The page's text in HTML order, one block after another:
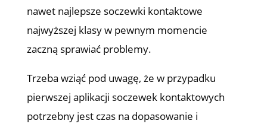
nawet najlepsze soczewki kontaktowe
najwyższej klasy w pewnym momencie
zaczną sprawiać problemy.
Trzeba wziąć pod uwagę, że w przypadku
pierwszej aplikacji soczewek kontaktowych
potrzebny jest czas na dopasowanie i